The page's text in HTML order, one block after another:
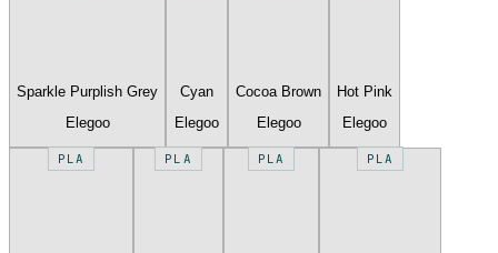
Sparkle Purplish Grey
Elegoo
Cyan
Elegoo
Cocoa Brown
Elegoo
Hot Pink
Elegoo
PLA PLA PLA PLA